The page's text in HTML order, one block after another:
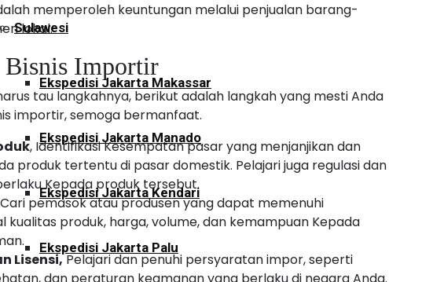
Sulawesi
Ekspedisi Jakarta Makassar
Ekspedisi Jakarta Manado
Ekspedisi Jakarta Kendari
Ekspedisi Jakarta Palu
memperoleh keuntungan melalui penjualan barang-
lokal.
Bisnis Importir
tau langkahnya, berikut adalah langkah yang mesti Anda
importir, semoga bermanfaat.
, Identifikasi Kesempatan pasar yang menjanjikan dan
produk tertentu di pasar domestik. Pelajari juga regulasi dan
Kepada produk tersebut.
pemasok atau produsen yang dapat memenuhi
kualitas produk, harga, volume, dan kemampuan Kepada
Lisensi,Pelajari dan penuhi persyaratan impor, seperti